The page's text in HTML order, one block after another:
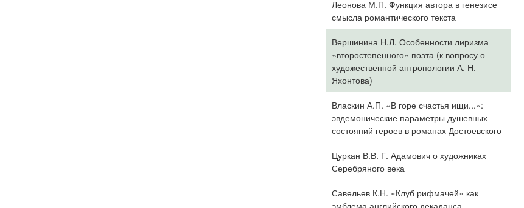
Леонова М.П. Функция автора в генезисе
смысла романтического текста
Вершинина Н.Л. Особенности лиризма
«второстепенного» поэта (к вопросу о
художественной антропологии А. Н.
Яхонтова)
Власкин А.П. «В горе счастья ищи...»:
эвдемонические параметры душевных
состояний героев в романах Достоевского
Цуркан В.В. Г. Адамович о художниках
Серебряного века
Савельев К.Н. «Клуб рифмачей» как
эмблема английского декаданса